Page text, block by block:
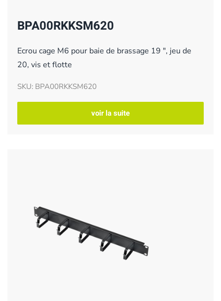
BPA00RKKSM620
Ecrou cage M6 pour baie de brassage 19 ", jeu de
20, vis et flotte
SKU: BPA00RKKSM620
voir la suite